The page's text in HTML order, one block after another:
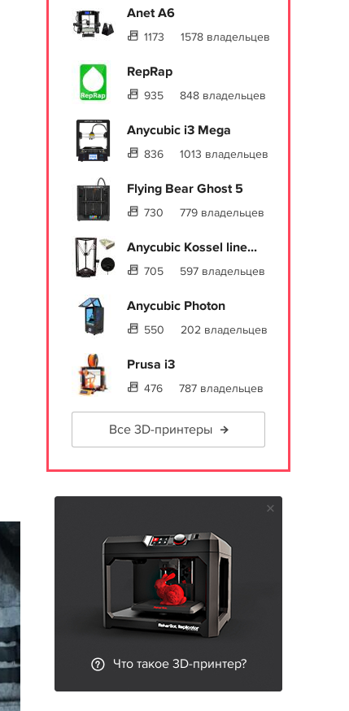
Anet A6
1173 1578 владельцев
RepRap
935 848 владельцев
Anycubic i3 Mega
836 1013 владельцев
Flying Bear Ghost 5
730 779 владельцев
Anycubic Kossel line...
705 597 владельцев
Anycubic Photon
550 202 владельцев
Prusa i3
476 787 владельцев
Все 3D-принтеры
Что такое 3D-принтер?